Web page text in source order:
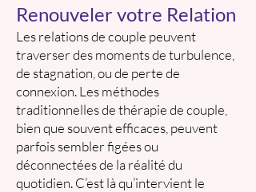
Renouveler votre Relation
Les relations de couple peuvent
traverser des moments de turbulence,
de stagnation, ou de perte de
connexion. Les méthodes
traditionnelles de thérapie de couple,
bien que souvent efficaces, peuvent
parfois sembler figées ou
déconnectées de la réalité du
quotidien. C’est là qu’intervient le